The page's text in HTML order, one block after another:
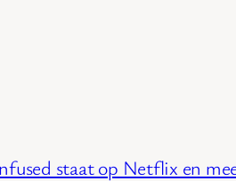
staat op Netflix en